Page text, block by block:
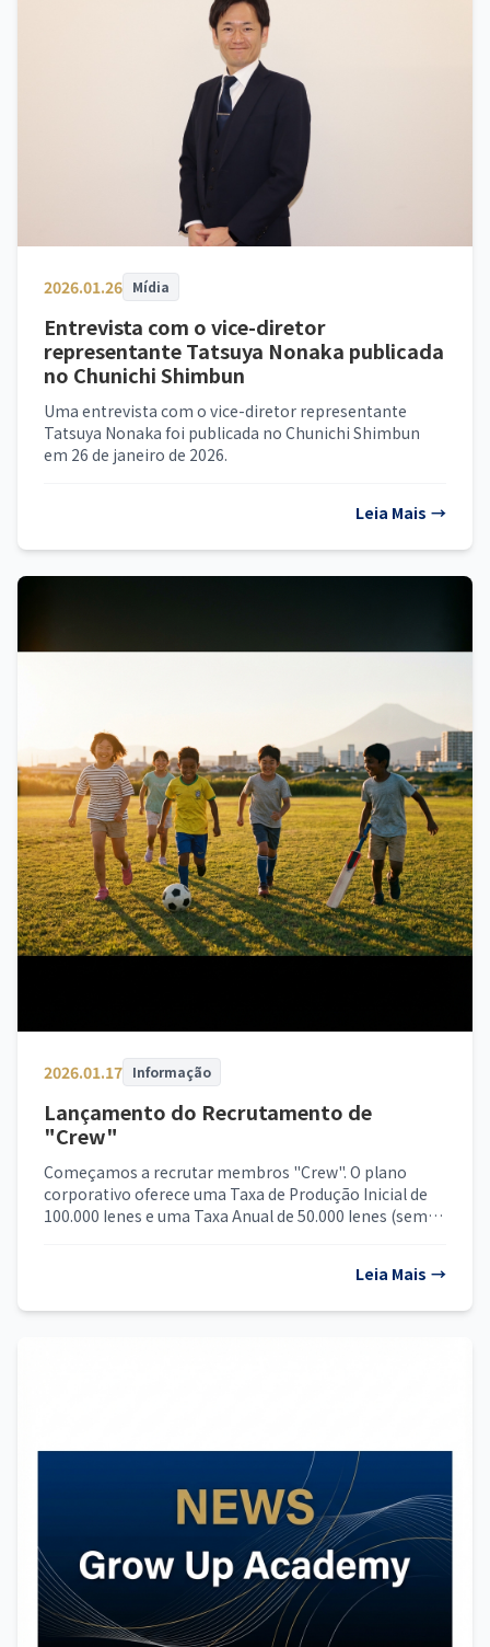
2026.01.26 Mídia
Entrevista com o vice-diretor
representante Tatsuya Nonaka publicada
no Chunichi Shimbun
Uma entrevista com o vice-diretor representante
Tatsuya Nonaka foi publicada no Chunichi Shimbun
em 26 de janeiro de 2026.
Leia Mais →
2026.01.17 Informação
Lançamento do Recrutamento de
"Crew"
Começamos a recrutar membros "Crew". O plano
corporativo oferece uma Taxa de Produção Inicial de
100.000 Ienes e uma Taxa Anual de 50.000 Ienes (sem
Leia Mais →